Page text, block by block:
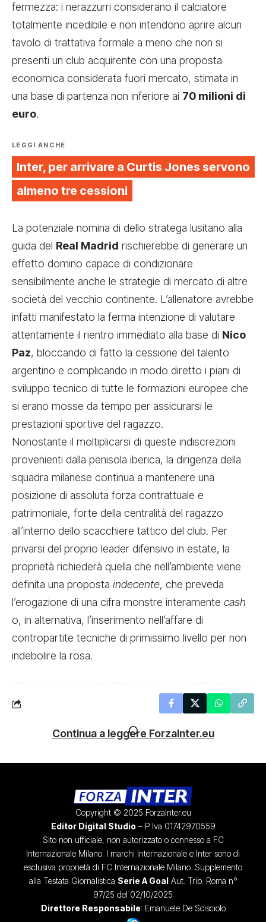
fermezza: i nerazzurri considerano il calciatore
totalmente incedibile e non intendono aprire alcun
tavolo di trattativa formale a meno che non si
presenti un club acquirente con una proposta
economica considerata fuori mercato, stimata in
una base di partenza non inferiore ai 70 milioni di
euro.
LEGGI ANCHE
Inter, per arrivare a Curtis Jones servono
almeno tre cessioni
La potenziale nomina di dello stratega lusitano alla
guida del Real Madrid rischierebbe di generare un
effetto domino capace di condizionare
sensibilmente anche le strategie di mercato di altre
società del vecchio continente. L’allenatore avrebbe
infatti manifestato la ferma intenzione di valutare
attentamente il rientro immediato alla base di Nico
Paz, bloccando di fatto la cessione del talento
argentino e complicando in modo diretto i piani di
sviluppo tecnico di tutte le formazioni europee che
si erano mosse da tempo per assicurarsi le
prestazioni sportive del ragazzo.
Nonostante il moltiplicarsi di queste indiscrezioni
provenienti dalla penisola iberica, la dirigenza della
squadra milanese continua a mantenere una
posizione di assoluta forza contrattuale e
patrimoniale, forte della centralità del ragazzo
all’interno dello scacchiere tattico del club. Per
privarsi del proprio leader difensivo in estate, la
proprietà richiederà quella che nell’ambiente viene
definita una proposta indecente, che preveda
l’erogazione di una cifra monstre interamente cash
o, in alternativa, l’inserimento nell’affare di
contropartite tecniche di primissimo livello per non
indebolire la rosa.
Continua a leggere ForzaInter.eu
Copyright © 2025 ForzaInter.eu
Editor Digital Studio – P.Iva 01742970559
Sito non ufficiale, non autorizzato o connesso a FC
Internazionale Milano. I marchi Internazionale e Inter sono di
esclusiva proprietà di FC Internazionale Milano. Supplemento
alla Testata Giornalistica Serie A GoalAut. Trib. Roma n°
97/25 del 02/10/2025
Direttore Responsabile: Emanuele De Scisciolo